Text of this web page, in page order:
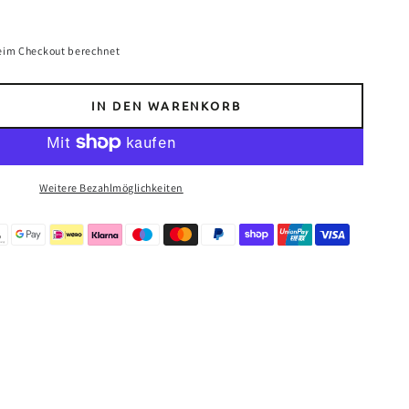
Checkout berechnet
IN DEN WARENKORB
Weitere Bezahlmöglichkeiten